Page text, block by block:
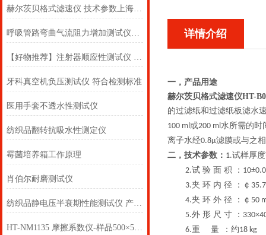
赫尔茨贝格式滤速仪 技术参数上海徽涛
呼吸管路弯曲气流阻力增加测试仪如何工作，上海徽涛
【好物推荐】注射器顺应性测试仪 看看大家的使用感受如何？上海徽涛！
牙科真空机负压测试仪 符合检测标准
医用手套不透水性测试仪
纺织品翻转抗吸水性测定仪
霉菌培养箱工作原理
肖伯尔耐磨测试仪
纺织品静电压半衰期性能测试仪 产品质量好
HT-NM1135 摩擦系数仪-样品500×500 产品知识详解
详情介绍
一， 产品用途
赫尔茨贝格式滤速仪HT-
的过滤纸和过滤纸板滤水
100 ml或200 ml水所需的时
离子水经0.8µ滤膜或与之
二， 技术参数： 1.试样厚
2.试 验 面 积 ：
3.夹 环 内 径 ：￠
4.夹 环 外 径 ：￠ 50
5.外 形 尺 寸 ：
6.重 量 ：约18 kg